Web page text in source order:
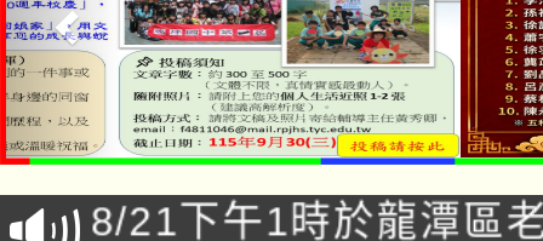
「本色祭」8/29、30在
場熱烈登場!
8/21下午1時於龍潭區